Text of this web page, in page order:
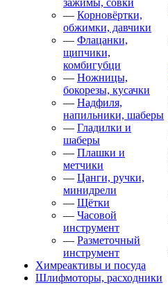
зажимы, совки
— Корновёртки,
обжимки, давчики
— Флацанки,
щипчики,
комбигубци
— Ножницы,
бокорезы, кусачки
— Надфиля,
напильники, шаберы
— Гладилки и
шаберы
— Плашки и
метчики
— Цанги, ручки,
минидрели
— Щётки
— Часовой
инструмент
— Разметочный
инструмент
Химреактивы и посуда
Шлифмоторы, расходники